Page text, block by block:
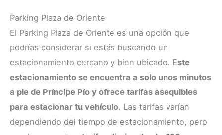
Parking Plaza de Oriente
El Parking Plaza de Oriente es una opción que
podrías considerar si estás buscando un
estacionamiento cercano y bien ubicado. Este
estacionamiento se encuentra a solo unos minutos
a pie de Príncipe Pío y ofrece tarifas asequibles
para estacionar tu vehículo. Las tarifas varían
dependiendo del tiempo de estacionamiento, pero